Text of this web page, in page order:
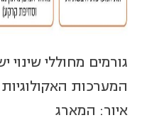
גורמים מחוללי שינוי
המערכות
איור: המארג